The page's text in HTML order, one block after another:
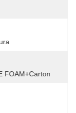
FOAM+Carton